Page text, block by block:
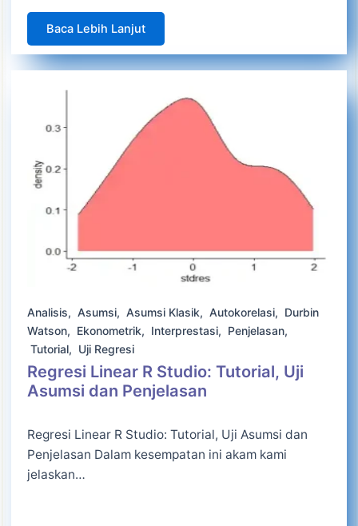
Baca Lebih Lanjut
Analisis, Asumsi, Asumsi Klasik, Autokorelasi, Durbin
Watson, Ekonometrik, Interprestasi, Penjelasan,
Tutorial, Uji Regresi
Regresi Linear R Studio: Tutorial, Uji
Asumsi dan Penjelasan
Regresi Linear R Studio: Tutorial, Uji Asumsi dan
Penjelasan Dalam kesempatan ini akam kami
jelaskan…